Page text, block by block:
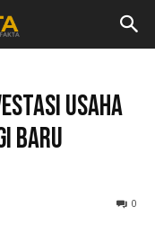
Usaha
Baru
0